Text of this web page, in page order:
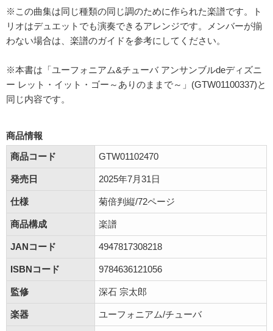
※この曲集は同じ種類の同じ調のために作られた楽譜です。ト
リオはデュエットでも演奏できるアレンジです。メンバーが揃
わない場合は、楽譜のガイドを参考にしてください。
※本書は「ユーフォニアム&チューバ アンサンブルdeディズニ
ー レット・イット・ゴー～ありのままで～」(GTW01100337)と
同じ内容です。
商品情報
商品コード
GTW01102470
発売日 2025年7月31日
仕様 菊倍判縦/72ページ
商品構成 楽譜
JANコード 4947817308218
ISBNコード 9784636121056
監修 深石 宗太郎
楽器 ユーフォニアム/チューバ